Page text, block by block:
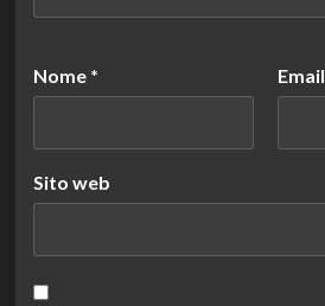
Nome * Email
Sito web